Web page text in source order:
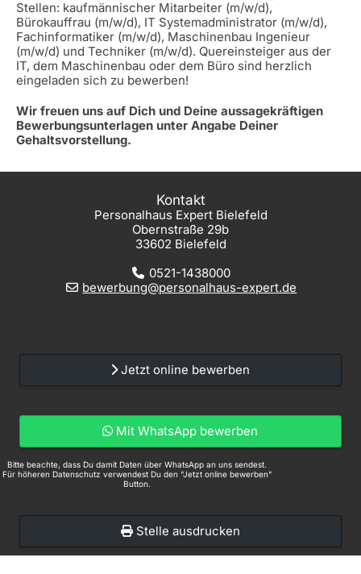
Stellen: kaufmännischer Mitarbeiter (m/w/d),
Bürokauffrau (m/w/d), IT Systemadministrator (m/w/d),
Fachinformatiker (m/w/d), Maschinenbau Ingenieur
(m/w/d) und Techniker (m/w/d). Quereinsteiger aus der
IT, dem Maschinenbau oder dem Büro sind herzlich
eingeladen sich zu bewerben!
Wir freuen uns auf Dich und Deine aussagekräftigen
Bewerbungsunterlagen unter Angabe Deiner
Gehaltsvorstellung.
Kontakt
Personalhaus Expert Bielefeld
Obernstraße 29b
33602 Bielefeld
0521-1438000
bewerbung@personalhaus-expert.de
Jetzt online bewerben
Mit WhatsApp bewerben
Bitte beachte, dass Du damit Daten über WhatsApp an uns sendest.
Für höheren Datenschutz verwendest Du den "Jetzt online bewerben"
Button.
Stelle ausdrucken